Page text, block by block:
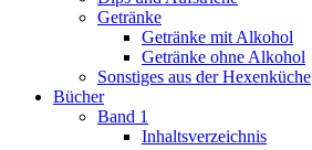
Getränke
Getränke mit Alkohol
Getränke ohne Alkohol
Sonstiges aus der Hexenküche
Bücher
Band 1
Inhaltsverzeichnis